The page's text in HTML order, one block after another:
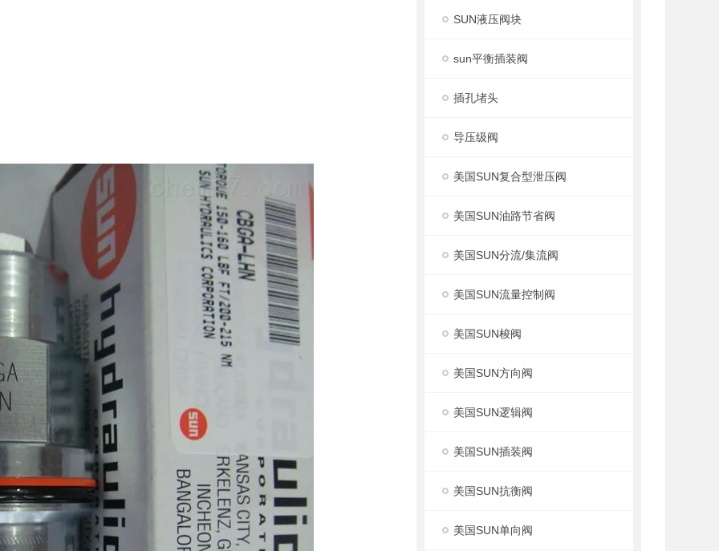
SUN液压阀块
sun平衡插装阀
插孔堵头
导压级阀
美国SUN复合型泄压阀
美国SUN油路节省阀
美国SUN分流/集流阀
美国SUN流量控制阀
美国SUN梭阀
美国SUN方向阀
美国SUN逻辑阀
美国SUN插装阀
美国SUN抗衡阀
美国SUN单向阀